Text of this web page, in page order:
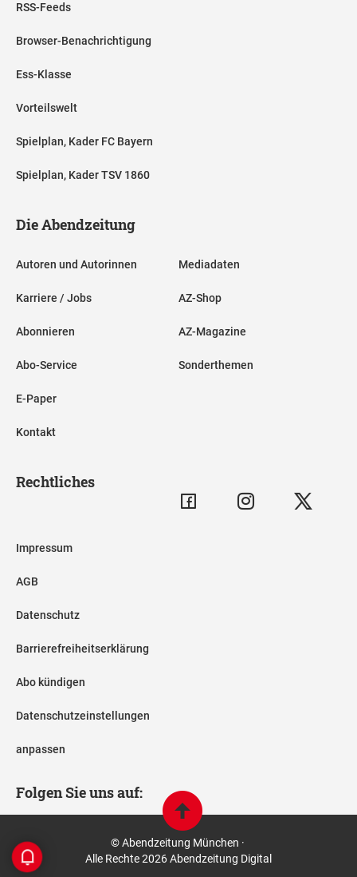
RSS-Feeds
Browser-Benachrichtigung
Ess-Klasse
Vorteilswelt
Spielplan, Kader FC Bayern
Spielplan, Kader TSV 1860
Die Abendzeitung
Autoren und Autorinnen
Karriere / Jobs
Abonnieren
Abo-Service
E-Paper
Kontakt
Mediadaten
AZ-Shop
AZ-Magazine
Sonderthemen
Rechtliches
Impressum
AGB
Datenschutz
Barrierefreiheitserklärung
Abo kündigen
Datenschutzeinstellungen
anpassen
Folgen Sie uns auf:
© Abendzeitung München ·
Alle Rechte 2026 Abendzeitung Digital